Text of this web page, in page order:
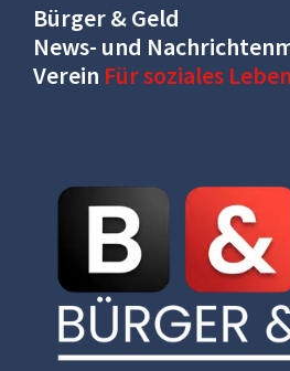
Bürger & Geld
News- und
Verein Für soziales